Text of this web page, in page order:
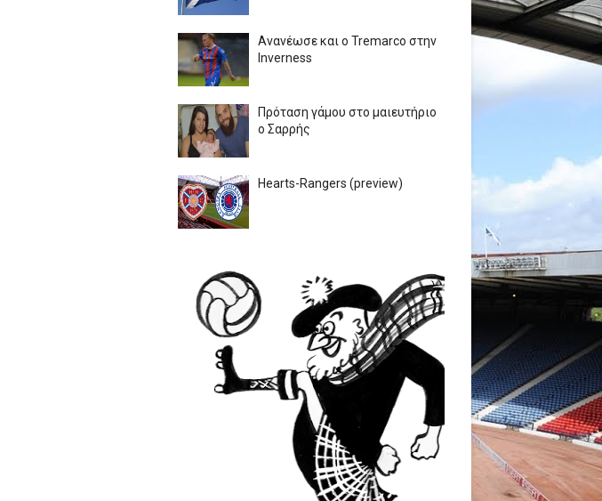
Ανανέωσε και ο Tremarco στην
Inverness
Πρόταση γάμου στο μαιευτήριο
ο Σαρρής
Hearts-Rangers (preview)